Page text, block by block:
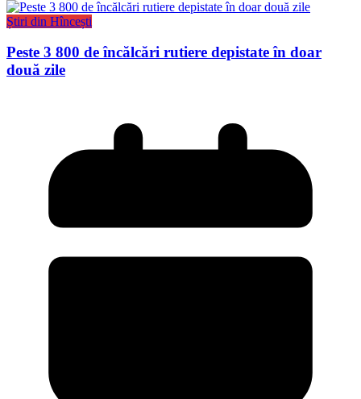
Știri din Hîncești
Peste 3 800 de încălcări rutiere depistate în doar
două zile